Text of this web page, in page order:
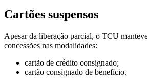
Cartões suspensos
Apesar da liberação parcial, o TCU
concessões nas modalidades:
cartão de crédito consignado;
cartão consignado de benefício.